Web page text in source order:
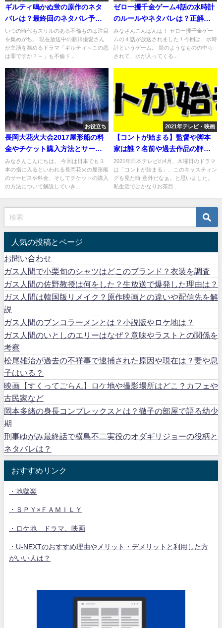
ギルティ鳴かぬ蛍の原作のネタ
バレは？最終回のネタバレ予想
は？
いつの時代もスリルのある不倫ものは注目
を集めがち。 現在放送中の新川優愛さん
が主演を務めるドラマ「ギルティ～この恋
は罪ですか？～」も不倫ド...
ゼロ一攫千金ゲーム4話の水時計
のルールやネタバレは？正解を
予想
みなさんこんばんは！ ゼロ一攫千金ゲー
ムの４話が放送されました！今回は、水時
計というゲーム。 筒のようなものの中ら
されて、水が入ってくる...
お役立ち
長岡大花火大会2017屋形船の料
金やチケット購入方法とサービ
スの内容
みなさんこんにちは。 今回は日本でも３
本の指に入るといわれる長岡花火の屋形船
のサービスや料金、そしてチケットの購入
の方法について解説していき...
2021年テレビ・映画
【コントが始まる】監督や脚本
家は誰？名前や過去作品の評価
は？
2021年日本テレビの4月、木曜日のドラマ
は「コントが始まる」、このキャスティン
グを見た時 意外だなぁ。と思いました。
私生活ではかなりお茶目...
人気の投稿とページ
お問い合わせ
ガス人間で小栗旬のシャツはどこのブランド？衣装を調査
ガス人間の佐野教授は何をした？生放送で爆発した理由は？
ガス人間は韓国版リメイク？原作映画との違いや配信先を解
説
ガス人間のブンコラーメンとは？小説版やロケ地は？
ガス人間のいとしのエリーはなぜ？意味やラストとの関係を
考察
松尾雄治が過去の不祥事で逮捕された原因や現在は？妻や息
子はいる？
映画【すくってごらん】ロケ地や撮影場所はどこ？カフェや
古民家など
岡本多緒の身長コンプレックスとは？徹子の部屋で語る幼少
期
刑事ゆがみ最終話で横島不二実役のオダギリジョーの役柄と
ネタバレは？
おすすめリンク
・地獄楽
・ＳＰＹ×ＦＡＭＩＬＹ
・ロケ地 ドラマ、映画
・U-NEXTのおすすめ理由やメリット・デメリットと利用した方
がいい人は？